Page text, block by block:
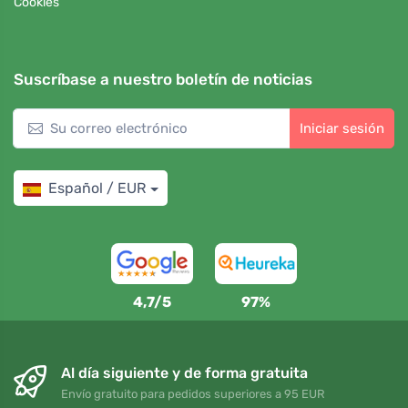
Suscríbase a nuestro boletín de noticias
Iniciar sesión
Español / EUR
4,7/5 97%
Al día siguiente y de forma gratuita
Envío gratuito para pedidos superiores a 95 EUR